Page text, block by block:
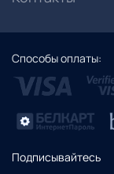
Способы оплаты:
Подписывайтесь